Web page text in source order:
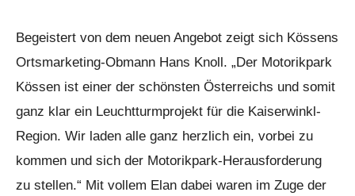
Begeistert von dem neuen Angebot zeigt sich Kössens
Ortsmarketing-Obmann Hans Knoll. „Der Motorikpark
Kössen ist einer der schönsten Österreichs und somit
ganz klar ein Leuchtturmprojekt für die Kaiserwinkl-
Region. Wir laden alle ganz herzlich ein, vorbei zu
kommen und sich der Motorikpark-Herausforderung
zu stellen.“ Mit vollem Elan dabei waren im Zuge der